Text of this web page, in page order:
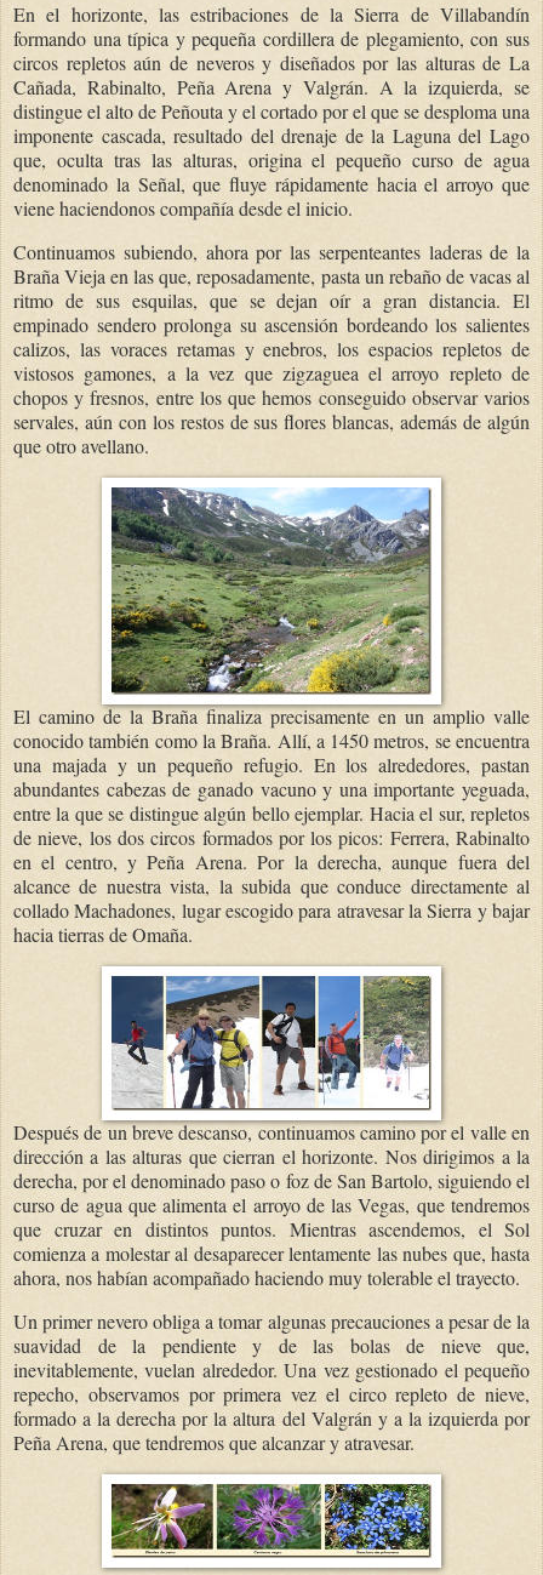
En el horizonte, las estribaciones de la Sierra de Villabandín
formando una típica y pequeña cordillera de plegamiento, con sus
circos repletos aún de neveros y diseñados por las alturas de La
Cañada, Rabinalto, Peña Arena y Valgrán. A la izquierda, se
distingue el alto de Peñouta y el cortado por el que se desploma una
imponente cascada, resultado del drenaje de la Laguna del Lago
que, oculta tras las alturas, origina el pequeño curso de agua
denominado la Señal, que fluye rápidamente hacia el arroyo que
viene haciendonos compañía desde el inicio.
Continuamos subiendo, ahora por las serpenteantes laderas de la
Braña Vieja en las que, reposadamente, pasta un rebaño de vacas al
ritmo de sus esquilas, que se dejan oír a gran distancia. El
empinado sendero prolonga su ascensión bordeando los salientes
calizos, las voraces retamas y enebros, los espacios repletos de
vistosos gamones, a la vez que zigzaguea el arroyo repleto de
chopos y fresnos, entre los que hemos conseguido observar varios
servales, aún con los restos de sus flores blancas, además de algún
que otro avellano.
El camino de la Braña finaliza precisamente en un amplio valle
conocido también como la Braña. Allí, a 1450 metros, se encuentra
una majada y un pequeño refugio. En los alrededores, pastan
abundantes cabezas de ganado vacuno y una importante yeguada,
entre la que se distingue algún bello ejemplar. Hacia el sur, repletos
de nieve, los dos circos formados por los picos: Ferrera, Rabinalto
en el centro, y Peña Arena. Por la derecha, aunque fuera del
alcance de nuestra vista, la subida que conduce directamente al
collado Machadones, lugar escogido para atravesar la Sierra y bajar
hacia tierras de Omaña.
Después de un breve descanso, continuamos camino por el valle en
dirección a las alturas que cierran el horizonte. Nos dirigimos a la
derecha, por el denominado paso o foz de San Bartolo, siguiendo el
curso de agua que alimenta el arroyo de las Vegas, que tendremos
que cruzar en distintos puntos. Mientras ascendemos, el Sol
comienza a molestar al desaparecer lentamente las nubes que, hasta
ahora, nos habían acompañado haciendo muy tolerable el trayecto.
Un primer nevero obliga a tomar algunas precauciones a pesar de la
suavidad de la pendiente y de las bolas de nieve que,
inevitablemente, vuelan alrededor. Una vez gestionado el pequeño
repecho, observamos por primera vez el circo repleto de nieve,
formado a la derecha por la altura del Valgrán y a la izquierda por
Peña Arena, que tendremos que alcanzar y atravesar.